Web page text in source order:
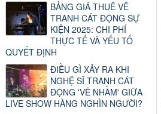
BẢNG GIÁ THUÊ VẼ
TRANH CÁT ĐỘNG SỰ
KIỆN 2025: CHI PHÍ
THỰC TẾ VÀ YẾU TỐ
QUYẾT ĐỊNH
ĐIỀU GÌ XẢY RA KHI
NGHỆ SĨ TRANH CÁT
ĐỘNG 'VẼ NHẦM' GIỮA
LIVE SHOW HÀNG NGHÌN NGƯỜI?